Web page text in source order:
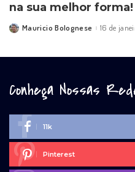
na sua melhor forma!
PostedMauricio Bolognese 16 de
Conheça Nossas
11k
Pinterest